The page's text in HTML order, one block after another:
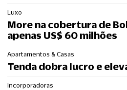
Luxo
More na cobertura de
apenas US$ 60 milhões
Apartamentos & Casas
Tenda dobra lucro e
Incorporadoras